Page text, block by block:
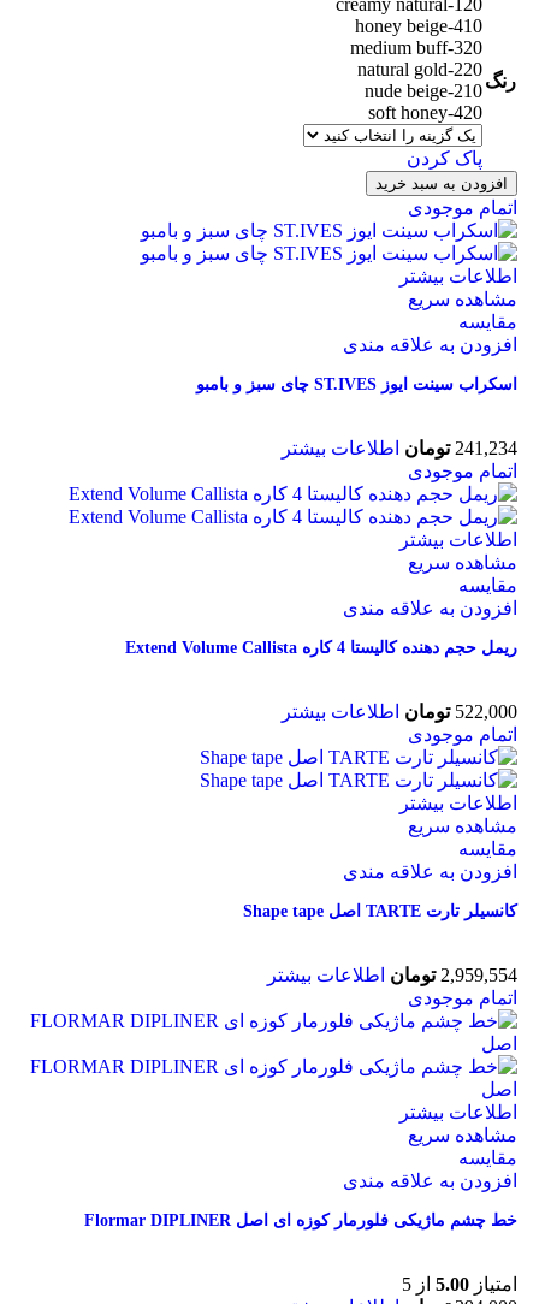
رنگ
honey beige-410
medium buff-320
natural gold-220
nude beige-210
soft honey-420
پاک کردن
افزودن به سبد خرید
اتمام موجودی
اطلاعات بیشتر
مشاهده سریع
مقایسه
افزودن به علاقه مندی
اسکراب سینت ایوز ST.IVES چای سبز و بامبو
241,234 تومان اطلاعات بیشتر
اتمام موجودی
اطلاعات بیشتر
مشاهده سریع
مقایسه
افزودن به علاقه مندی
ريمل حجم دهنده کالیستا 4 کاره Extend Volume Callista
522,000 تومان اطلاعات بیشتر
اتمام موجودی
اطلاعات بیشتر
مشاهده سریع
مقایسه
افزودن به علاقه مندی
کانسیلر تارت TARTE اصل Shape tape
2,959,554 تومان اطلاعات بیشتر
اتمام موجودی
اطلاعات بیشتر
مشاهده سریع
مقایسه
افزودن به علاقه مندی
خط چشم ماژیکی فلورمار کوزه ای اصل Flormar DIPLINER
امتیاز 5.00 از 5